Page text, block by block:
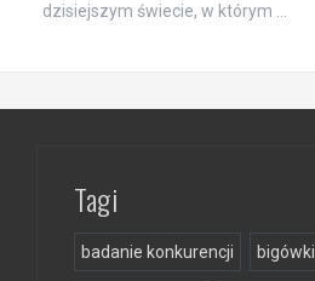
dzisiejszym świecie, w którym …
Tagi
badanie konkurencji bigówki